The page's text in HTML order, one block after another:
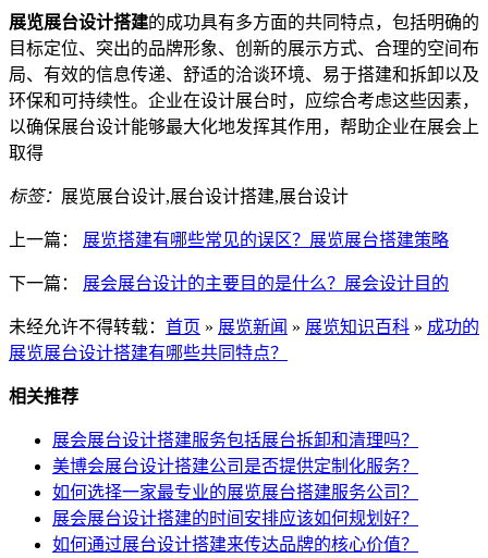
展览展台设计搭建的成功具有多方面的共同特点，包括明确的
目标定位、突出的品牌形象、创新的展示方式、合理的空间布
局、有效的信息传递、舒适的洽谈环境、易于搭建和拆卸以及
环保和可持续性。企业在设计展台时，应综合考虑这些因素，
以确保展台设计能够最大化地发挥其作用，帮助企业在展会上
取得
标签： 展览展台设计,展台设计搭建,展台设计
上一篇： 展览搭建有哪些常见的误区？展览展台搭建策略
下一篇： 展会展台设计的主要目的是什么？展会设计目的
未经允许不得转载： 首页 » 展览新闻 » 展览知识百科 » 成功的
展览展台设计搭建有哪些共同特点？
相关推荐
展会展台设计搭建服务包括展台拆卸和清理吗？
美博会展台设计搭建公司是否提供定制化服务？
如何选择一家最专业的展览展台搭建服务公司？
展会展台设计搭建的时间安排应该如何规划好？
如何通过展台设计搭建来传达品牌的核心价值？